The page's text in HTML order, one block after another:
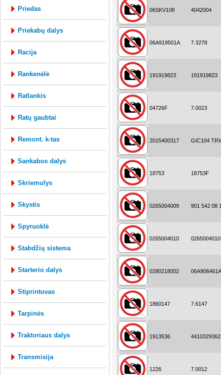
priedas
priekabų dalys
racija
rankenėlė
ratlankis
ratų gaubtai
remont. k-tas
sankabos dalys
skriemulys
skystis
spyruoklė
stabdžių sistema
starterio dalys
stiprintuvas
tarpinės
traktoriaus dalys
transmisija
06SKV108 4042004
06A919501A 7.3278
191919823 191919823
04726F 7.0023
2015400317 GIC104
18753 18753F
0265004009 901 542 08
0265004010 0265004010
0280218002 06A906461A
1860147 7.6147
1913536 4410329362
1226 7.0012